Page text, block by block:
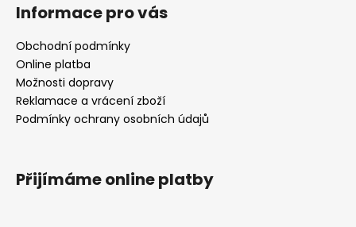
Informace pro vás
Obchodní podmínky
Online platba
Možnosti dopravy
Reklamace a vrácení zboží
Podmínky ochrany osobních údajů
Přijímáme online platby